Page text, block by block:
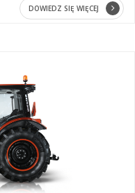
DOWIEDZ SIĘ WIĘCEJ